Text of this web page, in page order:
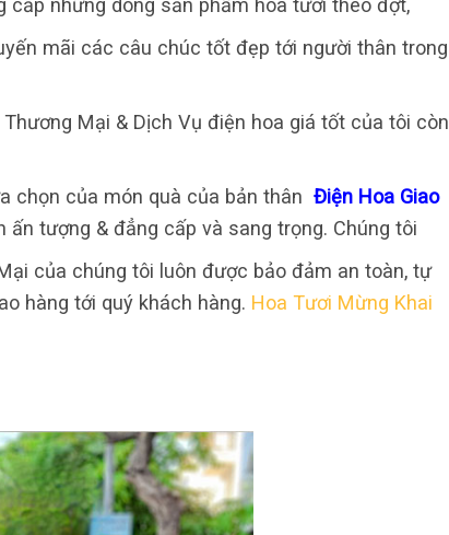
cấp những dòng sản phẩm hoa tươi theo đợt,
mãi các câu chúc tốt đẹp tới người thân trong
Thương Mại & Dịch Vụ điện hoa giá tốt của tôi còn
chọn của món quà của bản thân Điện Hoa Giao
ấn tượng & đẳng cấp và sang trọng. Chúng tôi
của chúng tôi luôn được bảo đảm an toàn, tự
hàng tới quý khách hàng. Hoa Tươi Mừng Khai